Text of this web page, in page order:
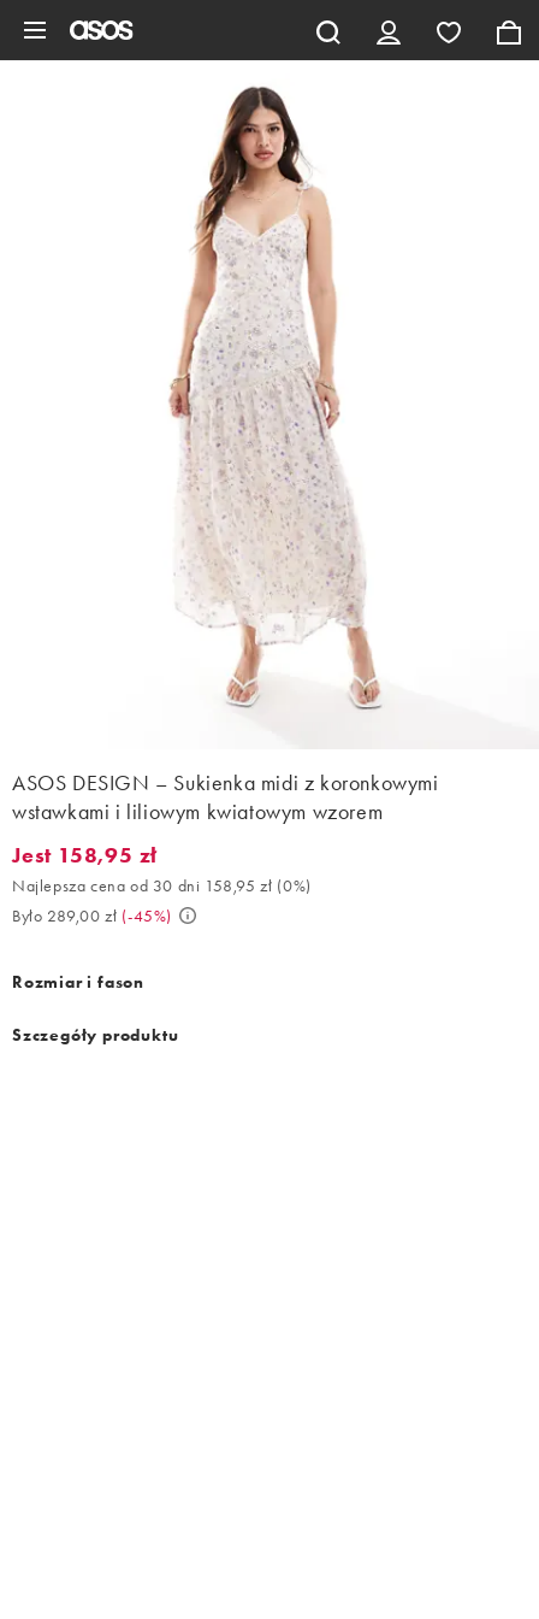
ASOS DESIGN – Sukienka midi z koronkowymi
wstawkami i liliowym kwiatowym wzorem
Jest 158,95 zł. Najlepsza cena od 30 dni 158,95 zł (0%). Było
Jest 158,95 zł
Najlepsza cena od 30 dni 158,95 zł (0%)
Było 289,00 zł (-45%)
Rozmiar i fason
Szczegóły produktu